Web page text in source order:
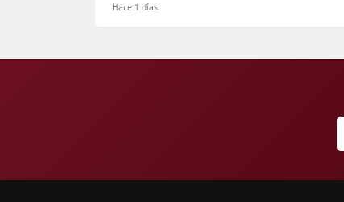
Hace 1 días